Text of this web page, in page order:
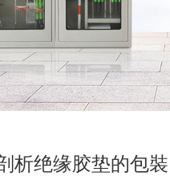
析绝缘胶垫的包